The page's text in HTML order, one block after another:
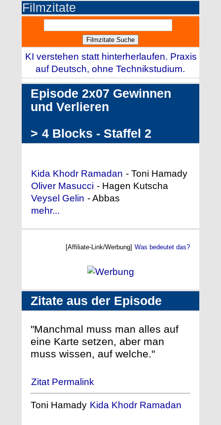
Filmzitate
KI verstehen statt hinterherlaufen. Praxis
auf Deutsch, ohne Technikstudium.
Episode 2x07 Gewinnen
und Verlieren
> 4 Blocks - Staffel 2
Kida Khodr Ramadan - Toni Hamady
Oliver Masucci - Hagen Kutscha
Veysel Gelin - Abbas
mehr...
[Affiliate-Link/Werbung] Was bedeutet das?
Zitate aus der Episode
"Manchmal muss man alles auf
eine Karte setzen, aber man
muss wissen, auf welche."
Zitat Permalink
Toni Hamady Kida Khodr Ramadan